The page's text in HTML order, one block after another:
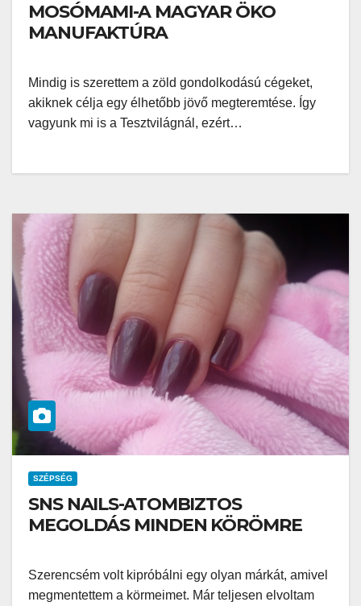
MOSÓMAMI-A MAGYAR ÖKO
MANUFAKTÚRA
Mindig is szerettem a zöld gondolkodású cégeket,
akiknek célja egy élhetőbb jövő megteremtése. Így
vagyunk mi is a Tesztvilágnál, ezért…
SZÉPSÉG
SNS NAILS-ATOMBIZTOS
MEGOLDÁS MINDEN KÖRÖMRE
Szerencsém volt kipróbálni egy olyan márkát, amivel
megmentettem a körmeimet. Már teljesen elvoltam